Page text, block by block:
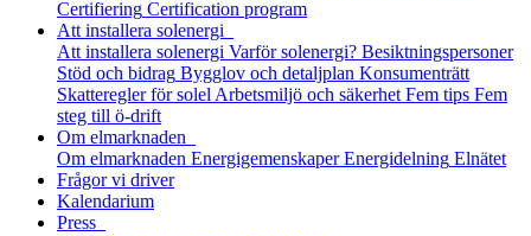
Certifiering Certification program
Att installera solenergi
Att installera solenergi Varför solenergi? Besiktningspersoner
Stöd och bidrag Bygglov och detaljplan Konsumenträtt
Skatteregler för solel Arbetsmiljö och säkerhet Fem tips Fem
steg till ö-drift
Om elmarknaden
Om elmarknaden Energigemenskaper Energidelning Elnätet
Frågor vi driver
Kalendarium
Press